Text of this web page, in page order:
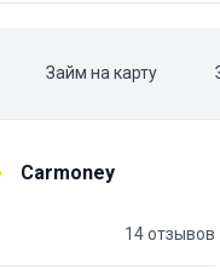
Займ на карту
Carmoney
14 отзывов